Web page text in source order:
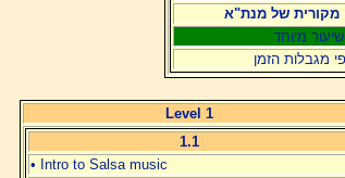
מקורית של מנת"א
שיעור מיוחד
מגבלות הזמן
Level 1
1.1
• Intro to Salsa music